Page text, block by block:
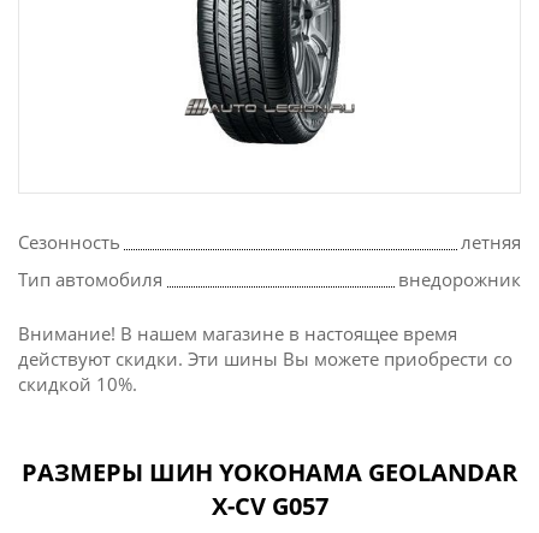
Сезонность
летняя
Тип автомобиля
внедорожник
Внимание! В нашем магазине в настоящее время
действуют скидки. Эти шины Вы можете приобрести со
скидкой 10%.
РАЗМЕРЫ ШИН YOKOHAMA GEOLANDAR
X-CV G057